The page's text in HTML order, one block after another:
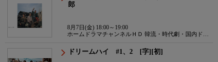
郎
8月7日(金) 18:00～19:00
ホームドラマチャンネルＨＤ 韓流・時代劇・国内ドラ
ドリームハイ #1、2 [字][初]